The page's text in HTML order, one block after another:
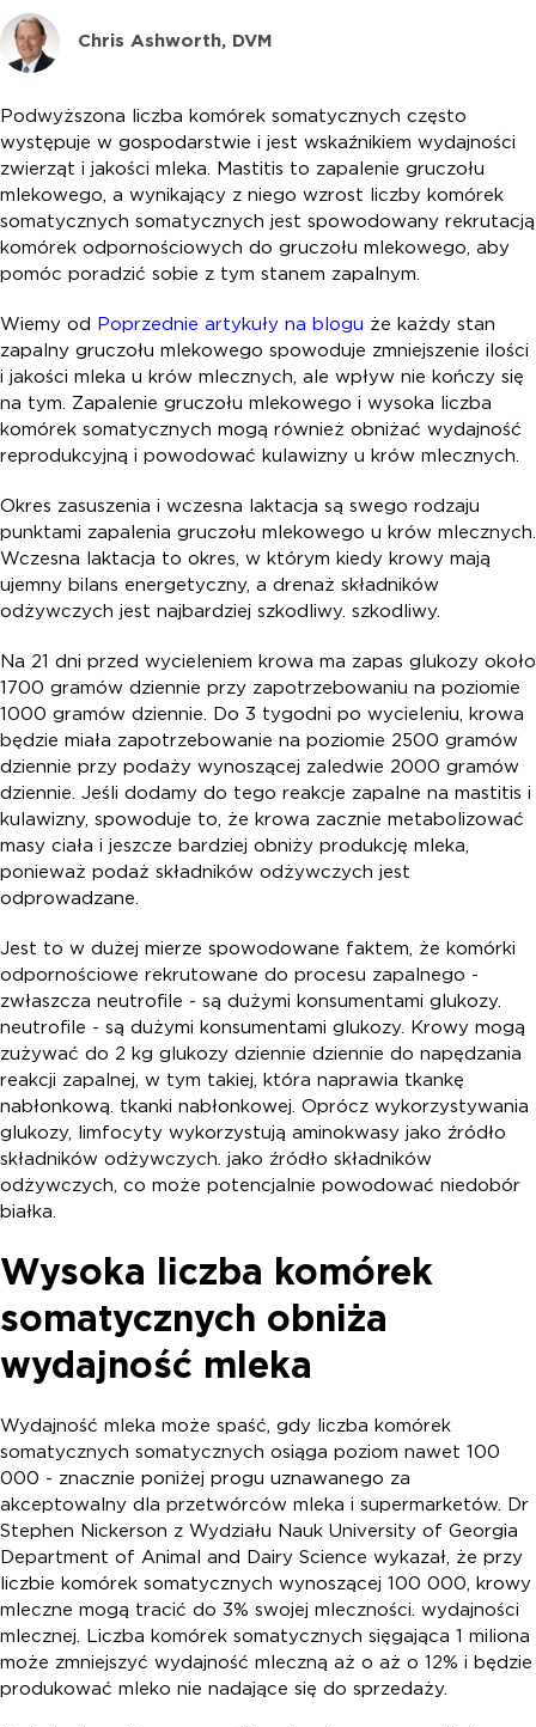
Chris Ashworth, DVM
Podwyższona liczba komórek somatycznych często
występuje w gospodarstwie i jest wskaźnikiem wydajności
zwierząt i jakości mleka. Mastitis to zapalenie gruczołu
mlekowego, a wynikający z niego wzrost liczby komórek
somatycznych somatycznych jest spowodowany rekrutacją
komórek odpornościowych do gruczołu mlekowego, aby
pomóc poradzić sobie z tym stanem zapalnym.
Wiemy od Poprzednie artykuły na blogu że każdy stan
zapalny gruczołu mlekowego spowoduje zmniejszenie ilości
i jakości mleka u krów mlecznych, ale wpływ nie kończy się
na tym. Zapalenie gruczołu mlekowego i wysoka liczba
komórek somatycznych mogą również obniżać wydajność
reprodukcyjną i powodować kulawizny u krów mlecznych.
Okres zasuszenia i wczesna laktacja są swego rodzaju
punktami zapalenia gruczołu mlekowego u krów mlecznych.
Wczesna laktacja to okres, w którym kiedy krowy mają
ujemny bilans energetyczny, a drenaż składników
odżywczych jest najbardziej szkodliwy. szkodliwy.
Na 21 dni przed wycieleniem krowa ma zapas glukozy około
1700 gramów dziennie przy zapotrzebowaniu na poziomie
1000 gramów dziennie. Do 3 tygodni po wycieleniu, krowa
będzie miała zapotrzebowanie na poziomie 2500 gramów
dziennie przy podaży wynoszącej zaledwie 2000 gramów
dziennie. Jeśli dodamy do tego reakcje zapalne na mastitis i
kulawizny, spowoduje to, że krowa zacznie metabolizować
masy ciała i jeszcze bardziej obniży produkcję mleka,
ponieważ podaż składników odżywczych jest
odprowadzane.
Jest to w dużej mierze spowodowane faktem, że komórki
odpornościowe rekrutowane do procesu zapalnego -
zwłaszcza neutrofile - są dużymi konsumentami glukozy.
neutrofile - są dużymi konsumentami glukozy. Krowy mogą
zużywać do 2 kg glukozy dziennie dziennie do napędzania
reakcji zapalnej, w tym takiej, która naprawia tkankę
nabłonkową. tkanki nabłonkowej. Oprócz wykorzystywania
glukozy, limfocyty wykorzystują aminokwasy jako źródło
składników odżywczych. jako źródło składników
odżywczych, co może potencjalnie powodować niedobór
białka.
Wysoka liczba komórek
somatycznych obniża
wydajność mleka
Wydajność mleka może spaść, gdy liczba komórek
somatycznych somatycznych osiąga poziom nawet 100
000 - znacznie poniżej progu uznawanego za
akceptowalny dla przetwórców mleka i supermarketów. Dr
Stephen Nickerson z Wydziału Nauk University of Georgia
Department of Animal and Dairy Science wykazał, że przy
liczbie komórek somatycznych wynoszącej 100 000, krowy
mleczne mogą tracić do 3% swojej mleczności. wydajności
mlecznej. Liczba komórek somatycznych sięgająca 1 miliona
może zmniejszyć wydajność mleczną aż o aż o 12% i będzie
produkować mleko nie nadające się do sprzedaży.